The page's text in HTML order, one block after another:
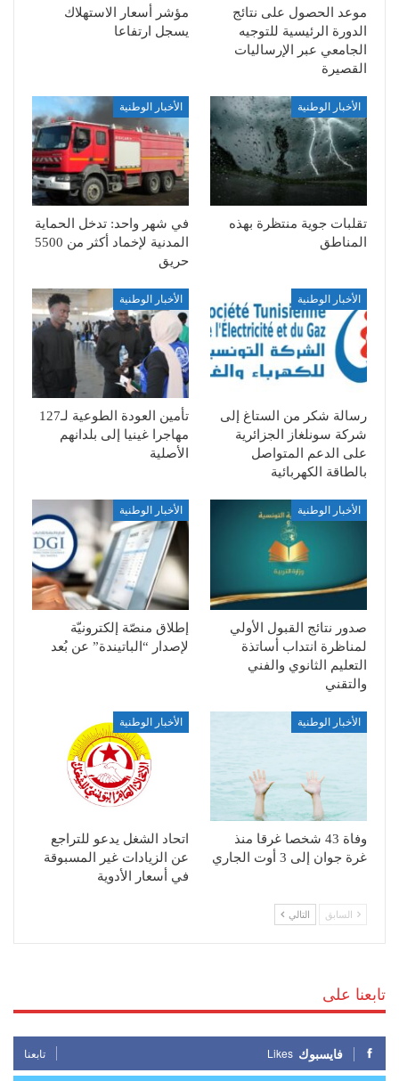
موعد الحصول على نتائج
الدورة الرئيسية للتوجيه
الجامعي عبر الإرساليات
القصيرة
مؤشر أسعار الاستهلاك
يسجل ارتفاعا
الأخبار الوطنية
تقلبات جوية منتظرة بهذه
المناطق
الأخبار الوطنية
في شهر واحد: تدخل الحماية
المدنية لإخماد أكثر من 5500
حريق
الأخبار الوطنية
رسالة شكر من الستاغ إلى
شركة سونلغاز الجزائرية
على الدعم المتواصل
بالطاقة الكهربائية
الأخبار الوطنية
تأمين العودة الطوعية لـ127
مهاجرا غينيا إلى بلدانهم
الأصلية
الأخبار الوطنية
صدور نتائج القبول الأولي
لمناظرة انتداب أساتذة
التعليم الثانوي والفني
والتقني
الأخبار الوطنية
إطلاق منصّة إلكترونيّة
لإصدار “الباتيندة” عن بُعد
الأخبار الوطنية
وفاة 43 شخصا غرقا منذ
غرة جوان إلى 3 أوت الجاري
الأخبار الوطنية
اتحاد الشغل يدعو للتراجع
عن الزيادات غير المسبوقة
في أسعار الأدوية
السابق التالي
تابعنا على
فايسبوك Likes تابعنا